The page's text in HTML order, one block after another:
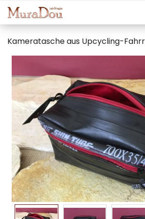
Kameratasche aus Upcycling-